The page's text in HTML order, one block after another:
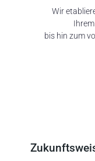
Wir
Ihrem
bis hin zumvoll